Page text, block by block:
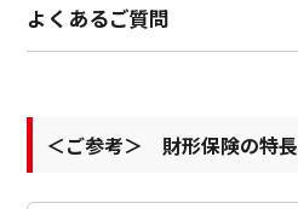
よくあるご質問
＜ご参考＞ 財形保険の特長